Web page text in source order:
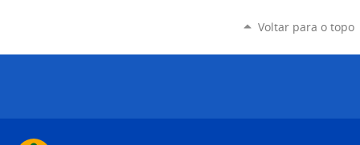
Voltar para o topo